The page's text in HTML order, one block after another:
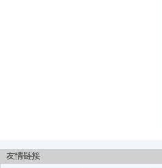
友情链接